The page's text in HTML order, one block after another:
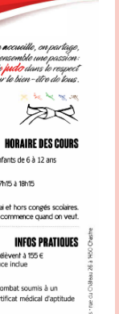
ou
contact est Patrick